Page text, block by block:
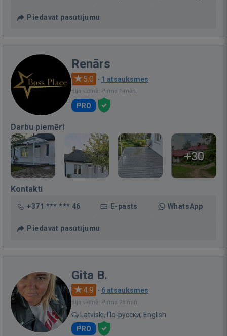
Piedāvāt pasūtījumu
Renārs
5.0 · 1 atsauksmes
Bija vietnē: Pirms 1 mēn.
PRO
Darbu piemēri
+30
Kontakti
+371 *** *** 46 E-pasts WhatsApp
Piedāvāt pasūtījumu
Gita B.
4.9 · 6 atsauksmes
Bija vietnē: Pirms 25 min.
Latviski, По-русски, English
PRO